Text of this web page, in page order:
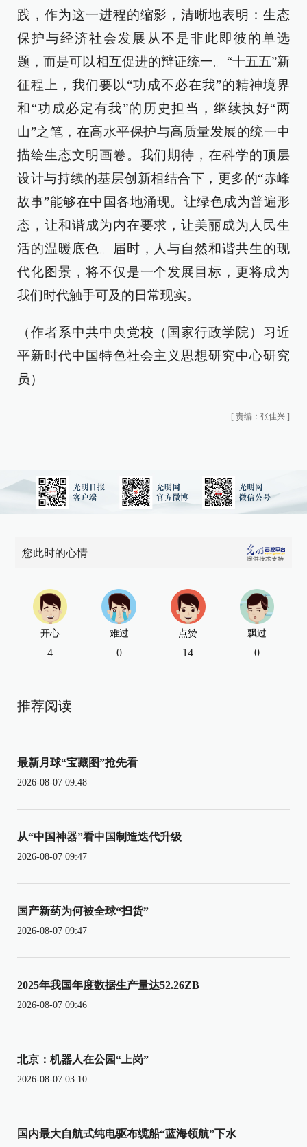
践，作为这一进程的缩影，清晰地表明：生态
保护与经济社会发展从不是非此即彼的单选
题，而是可以相互促进的辩证统一。“十五五”新
征程上，我们要以“功成不必在我”的精神境界
和“功成必定有我”的历史担当，继续执好“两
山”之笔，在高水平保护与高质量发展的统一中
描绘生态文明画卷。我们期待，在科学的顶层
设计与持续的基层创新相结合下，更多的“赤峰
故事”能够在中国各地涌现。让绿色成为普遍形
态，让和谐成为内在要求，让美丽成为人民生
活的温暖底色。届时，人与自然和谐共生的现
代化图景，将不仅是一个发展目标，更将成为
我们时代触手可及的日常现实。
（作者系中共中央党校（国家行政学院）习近
平新时代中国特色社会主义思想研究中心研究
员）
[ 责编：张佳兴 ]
您此时的心情
开心
4
难过
0
点赞
14
飘过
0
推荐阅读
最新月球“宝藏图”抢先看
2026-08-07 09:48
从“中国神器”看中国制造迭代升级
2026-08-07 09:47
国产新药为何被全球“扫货”
2026-08-07 09:47
2025年我国年度数据生产量达52.26ZB
2026-08-07 09:46
北京：机器人在公园“上岗”
2026-08-07 03:10
国内最大自航式纯电驱布缆船“蓝海领航”下水